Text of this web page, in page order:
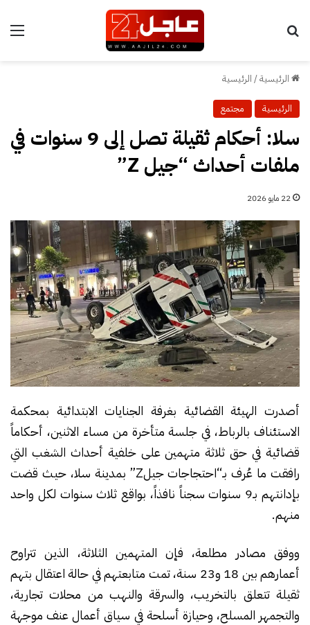
الرئيسية/ الرئيسية
الرئيسية مجتمع
سلا: أحكام ثقيلة تصل إلى 9 سنوات في
ملفات أحداث “جيل Z”
22 مايو 2026
أصدرت الهيئة القضائية بغرفة الجنايات الابتدائية بمحكمة
الاستئناف بالرباط، في جلسة متأخرة من مساء الاثنين، أحكاماً
قضائية في حق ثلاثة متهمين على خلفية أحداث الشغب التي
رافقت ما عُرف بـ“احتجاجات جيلZ” بمدينة سلا، حيث قضت
بإدانتهم بـ9 سنوات سجناً نافذاً، بواقع ثلاث سنوات لكل واحد
منهم.
ووفق مصادر مطلعة، فإن المتهمين الثلاثة، الذين تتراوح
أعمارهم بين 18 و23 سنة، تمت متابعتهم في حالة اعتقال بتهم
ثقيلة تتعلق بالتخريب، والسرقة والنهب من محلات تجارية،
والتجمهر المسلح، وحيازة أسلحة في سياق أعمال عنف موجهة